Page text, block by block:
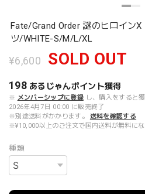
Fate/Grand Order 謎のヒロイン
ツ/WHITE-S/M/L/XL
¥6,600 SOLD OUT
198 あるじゃんポイント獲得
※ メンバーシップに登録 し、購入をすると
2026年4月7日 00:00 に販売終了
※別途送料がかかります。
送料を確認する
※¥10,000以上のご注文で国内送料が無料にな
種類